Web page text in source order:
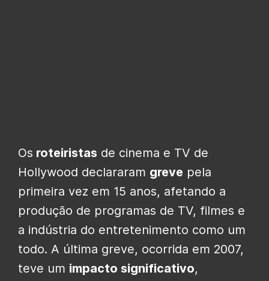
Os roteiristas de cinema e TV de
Hollywood declararam greve pela
primeira vez em 15 anos, afetando a
produção de programas de TV, filmes e
a indústria do entretenimento como um
todo. A última greve, ocorrida em 2007,
teve um impacto significativo,